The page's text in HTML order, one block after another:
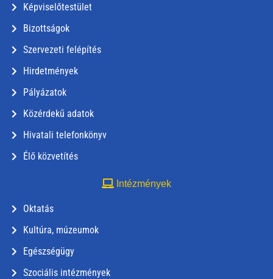
Képviselőtestület
Bizottságok
Szervezeti felépítés
Hirdetmények
Pályázatok
Közérdekű adatok
Hivatali telefonkönyv
Élő közvetítés
Intézmények
Oktatás
Kultúra, múzeumok
Egészségügy
Szociális intézmények